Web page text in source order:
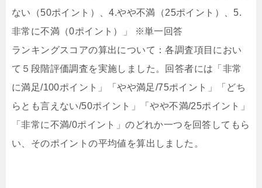
ない（50ポイント）、4.やや不満（25ポイント）、5.
非常に不満（0ポイント）」 ※単一回答
ランキングスコアの算出について：各調査項目におい
て５段階評価調査を実施しました。回答者には「非常
に満足/100ポイント」「やや満足/75ポイント」「どち
らとも言えない/50ポイント」「やや不満/25ポイント」
「非常に不満/0ポイント」のどれか一つを回答してもら
い、そのポイントの平均値を算出しました。